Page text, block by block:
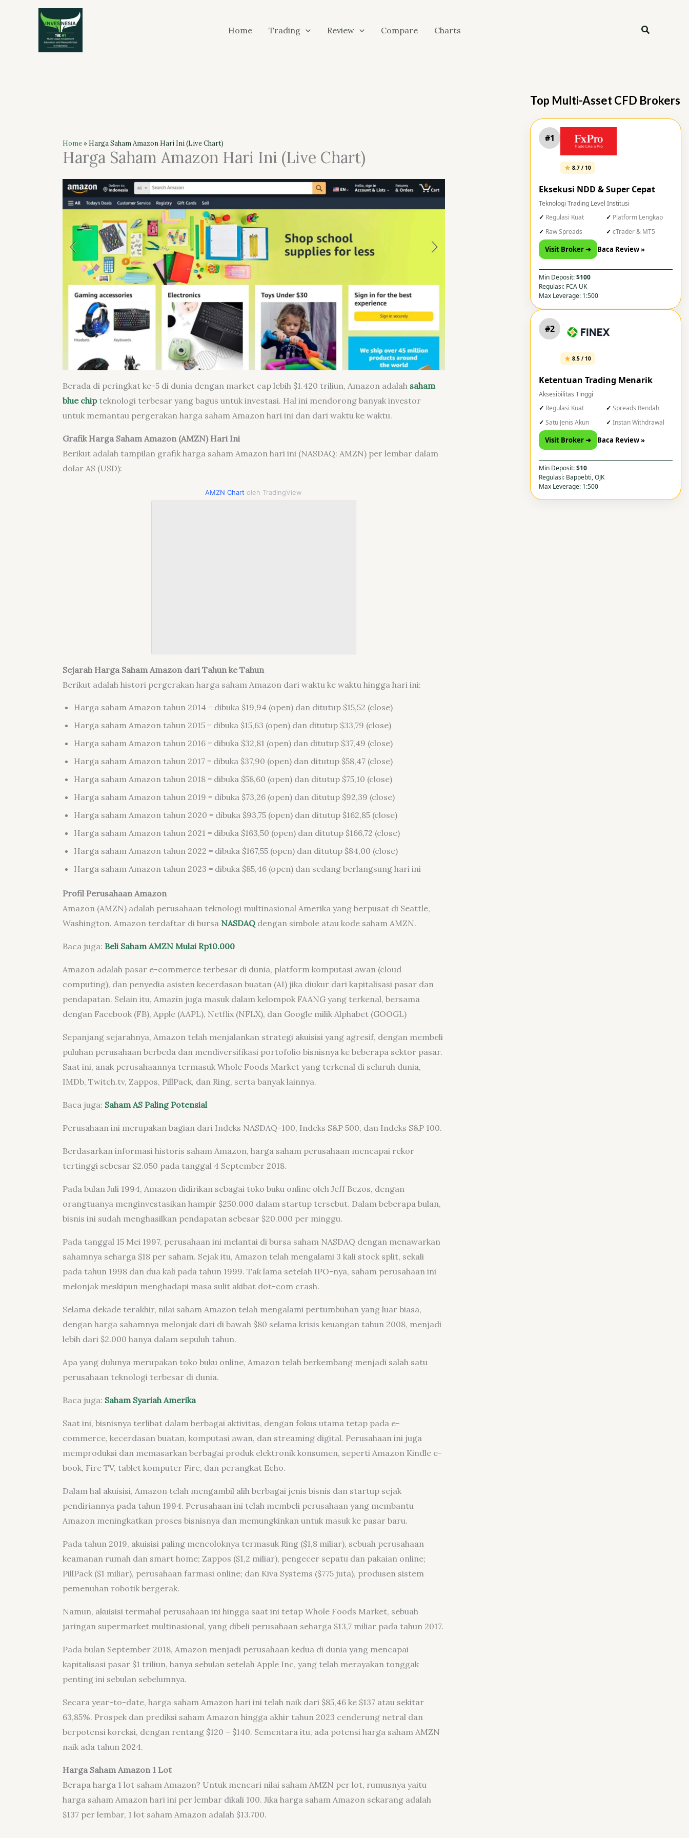
Home Trading Review Compare Charts Search
Home» Harga Saham Amazon Hari Ini (Live Chart)
Harga Saham Amazon Hari Ini (Live Chart)
Berada di peringkat ke-5 di dunia dengan market cap lebih $1.420 triliun, Amazon adalah saham
blue chipteknologi terbesar yang bagus untuk investasi. Hal ini mendorong banyak investor
untuk memantau pergerakan harga saham Amazon hari ini dan dari waktu ke waktu.
Grafik Harga Saham Amazon (AMZN) Hari Ini
Berikut adalah tampilan grafik harga saham Amazon hari ini (NASDAQ: AMZN) per lembar dalam
dolar AS (USD):
AMZN Chart oleh TradingView
Sejarah Harga Saham Amazon dari Tahun ke Tahun
Berikut adalah histori pergerakan harga saham Amazon dari waktu ke waktu hingga hari ini:
Harga saham Amazon tahun 2014 = dibuka $19,94 (open) dan ditutup $15,52 (close)
Harga saham Amazon tahun 2015 = dibuka $15,63 (open) dan ditutup $33,79 (close)
Harga saham Amazon tahun 2016 = dibuka $32,81 (open) dan ditutup $37,49 (close)
Harga saham Amazon tahun 2017 = dibuka $37,90 (open) dan ditutup $58,47 (close)
Harga saham Amazon tahun 2018 = dibuka $58,60 (open) dan ditutup $75,10 (close)
Harga saham Amazon tahun 2019 = dibuka $73,26 (open) dan ditutup $92,39 (close)
Harga saham Amazon tahun 2020 = dibuka $93,75 (open) dan ditutup $162,85 (close)
Harga saham Amazon tahun 2021 = dibuka $163,50 (open) dan ditutup $166,72 (close)
Harga saham Amazon tahun 2022 = dibuka $167,55 (open) dan ditutup $84,00 (close)
Harga saham Amazon tahun 2023 = dibuka $85,46 (open) dan sedang berlangsung hari ini
Profil Perusahaan Amazon
Amazon (AMZN) adalah perusahaan teknologi multinasional Amerika yang berpusat di Seattle,
Washington. Amazon terdaftar di bursa NASDAQdengan simbole atau kode saham AMZN.
Baca juga: Beli Saham AMZN Mulai Rp10.000
Amazon adalah pasar e-commerce terbesar di dunia, platform komputasi awan (cloud
computing), dan penyedia asisten kecerdasan buatan (AI) jika diukur dari kapitalisasi pasar dan
pendapatan. Selain itu, Amazin juga masuk dalam kelompok FAANG yang terkenal, bersama
dengan Facebook (FB), Apple (AAPL), Netflix (NFLX), dan Google milik Alphabet (GOOGL)
Sepanjang sejarahnya, Amazon telah menjalankan strategi akuisisi yang agresif, dengan membeli
puluhan perusahaan berbeda dan mendiversifikasi portofolio bisnisnya ke beberapa sektor pasar.
Saat ini, anak perusahaannya termasuk Whole Foods Market yang terkenal di seluruh dunia,
IMDb, Twitch.tv, Zappos, PillPack, dan Ring, serta banyak lainnya.
Baca juga: Saham AS Paling Potensial
Perusahaan ini merupakan bagian dari Indeks NASDAQ-100, Indeks S&P 500, dan Indeks S&P 100.
Berdasarkan informasi historis saham Amazon, harga saham perusahaan mencapai rekor
tertinggi sebesar $2.050 pada tanggal 4 September 2018.
Pada bulan Juli 1994, Amazon didirikan sebagai toko buku online oleh Jeff Bezos, dengan
orangtuanya menginvestasikan hampir $250.000 dalam startup tersebut. Dalam beberapa bulan,
bisnis ini sudah menghasilkan pendapatan sebesar $20.000 per minggu.
Pada tanggal 15 Mei 1997, perusahaan ini melantai di bursa saham NASDAQ dengan menawarkan
sahamnya seharga $18 per saham. Sejak itu, Amazon telah mengalami 3 kali stock split, sekali
pada tahun 1998 dan dua kali pada tahun 1999. Tak lama setelah IPO-nya, saham perusahaan ini
melonjak meskipun menghadapi masa sulit akibat dot-com crash.
Selama dekade terakhir, nilai saham Amazon telah mengalami pertumbuhan yang luar biasa,
dengan harga sahamnya melonjak dari di bawah $80 selama krisis keuangan tahun 2008, menjadi
lebih dari $2.000 hanya dalam sepuluh tahun.
Apa yang dulunya merupakan toko buku online, Amazon telah berkembang menjadi salah satu
perusahaan teknologi terbesar di dunia.
Baca juga: Saham Syariah Amerika
Saat ini, bisnisnya terlibat dalam berbagai aktivitas, dengan fokus utama tetap pada e-
commerce, kecerdasan buatan, komputasi awan, dan streaming digital. Perusahaan ini juga
memproduksi dan memasarkan berbagai produk elektronik konsumen, seperti Amazon Kindle e-
book, Fire TV, tablet komputer Fire, dan perangkat Echo.
Dalam hal akuisisi, Amazon telah mengambil alih berbagai jenis bisnis dan startup sejak
pendiriannya pada tahun 1994. Perusahaan ini telah membeli perusahaan yang membantu
Amazon meningkatkan proses bisnisnya dan memungkinkan untuk masuk ke pasar baru.
Pada tahun 2019, akuisisi paling mencoloknya termasuk Ring ($1,8 miliar), sebuah perusahaan
keamanan rumah dan smart home; Zappos ($1,2 miliar), pengecer sepatu dan pakaian online;
PillPack ($1 miliar), perusahaan farmasi online; dan Kiva Systems ($775 juta), produsen sistem
pemenuhan robotik bergerak.
Namun, akuisisi termahal perusahaan ini hingga saat ini tetap Whole Foods Market, sebuah
jaringan supermarket multinasional, yang dibeli perusahaan seharga $13,7 miliar pada tahun 2017.
Pada bulan September 2018, Amazon menjadi perusahaan kedua di dunia yang mencapai
kapitalisasi pasar $1 triliun, hanya sebulan setelah Apple Inc, yang telah merayakan tonggak
penting ini sebulan sebelumnya.
Secara year-to-date, harga saham Amazon hari ini telah naik dari $85,46 ke $137 atau sekitar
63,85%. Prospek dan prediksi saham Amazon hingga akhir tahun 2023 cenderung netral dan
berpotensi koreksi, dengan rentang $120 – $140. Sementara itu, ada potensi harga saham AMZN
naik ada tahun 2024.
Harga Saham Amazon 1 Lot
Berapa harga 1 lot saham Amazon? Untuk mencari nilai saham AMZN per lot, rumusnya yaitu
harga saham Amazon hari ini per lembar dikali 100. Jika harga saham Amazon sekarang adalah
$137 per lembar, 1 lot saham Amazon adalah $13.700.
Top Multi-Asset CFD Brokers
#1
8.7 / 10
Eksekusi NDD & Super Cepat
Teknologi Trading Level Institusi
Regulasi Kuat
Platform Lengkap
Raw Spreads
cTrader & MT5
Visit Broker ➜ Baca Review »
Min Deposit:$100
Regulasi: FCA UK
Max Leverage: 1:500
#2
8.5 / 10
Ketentuan Trading Menarik
Aksesibilitas Tinggi
Regulasi Kuat
Spreads Rendah
Satu Jenis Akun
Instan Withdrawal
Visit Broker ➜ Baca Review »
Min Deposit:$10
Regulasi: Bappebti, OJK
Max Leverage: 1:500